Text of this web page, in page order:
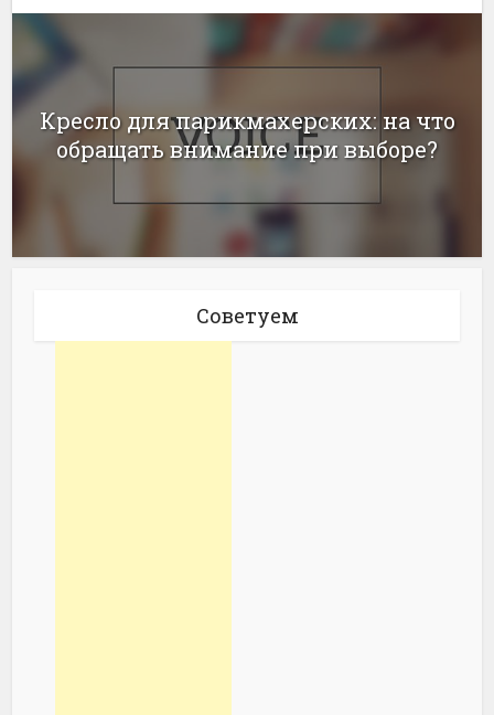
Кресло для парикмахерских: на что
обращать внимание при выборе?
Советуем